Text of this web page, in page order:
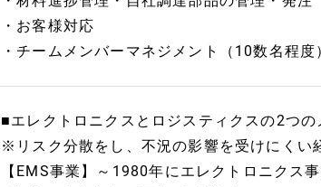
・お客様対応
・チームメンバーマネジメント（10数名程
■エレクトロニクスとロジスティクスの2つ
※リスク分散をし、不況の影響を受けにくい
【EMS事業】～1980年にエレクトロニクス